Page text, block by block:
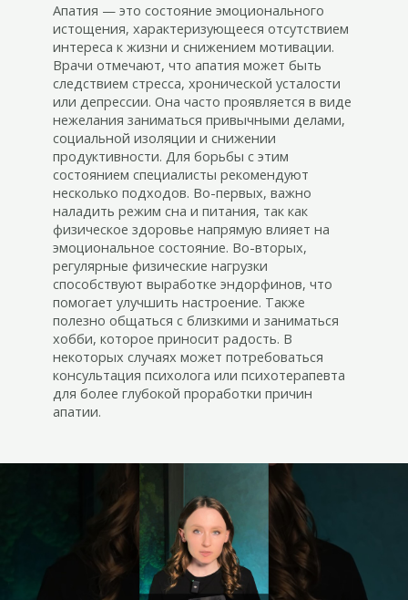
Апатия — это состояние эмоционального
истощения, характеризующееся отсутствием
интереса к жизни и снижением мотивации.
Врачи отмечают, что апатия может быть
следствием стресса, хронической усталости
или депрессии. Она часто проявляется в виде
нежелания заниматься привычными делами,
социальной изоляции и снижении
продуктивности. Для борьбы с этим
состоянием специалисты рекомендуют
несколько подходов. Во-первых, важно
наладить режим сна и питания, так как
физическое здоровье напрямую влияет на
эмоциональное состояние. Во-вторых,
регулярные физические нагрузки
способствуют выработке эндорфинов, что
помогает улучшить настроение. Также
полезно общаться с близкими и заниматься
хобби, которое приносит радость. В
некоторых случаях может потребоваться
консультация психолога или психотерапевта
для более глубокой проработки причин
апатии.